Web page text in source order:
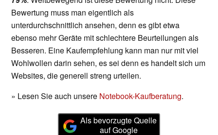
Bewertung muss man eigentlich als
unterdurchschnittlich ansehen, denn es gibt etwa
ebenso mehr Geräte mit schlechtere Beurteilungen als
Besseren. Eine Kaufempfehlung kann man nur mit viel
Wohlwollen darin sehen, es sei denn es handelt sich um
Websites, die generell streng urteilen.
» Lesen Sie auch unsere Notebook-Kaufberatung.
Als bevorzugte Quelle
auf Google